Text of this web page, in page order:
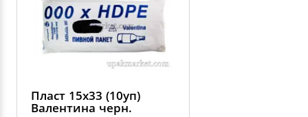
Пласт 15х33 (10уп)
Валентина черн.